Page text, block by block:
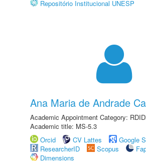
Repositório Institucional UNESP
Ana Maria de Andrade
Academic Appointment Category:
Academic title: MS-5.3
Orcid
CV Lattes
Google
ResearcherID
Scopus
Dimensions